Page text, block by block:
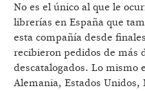
No es el único al que le
librerías en España que
esta compañía desde
recibieron pedidos de más
descatalogados. Lo mismo
Alemania, Estados